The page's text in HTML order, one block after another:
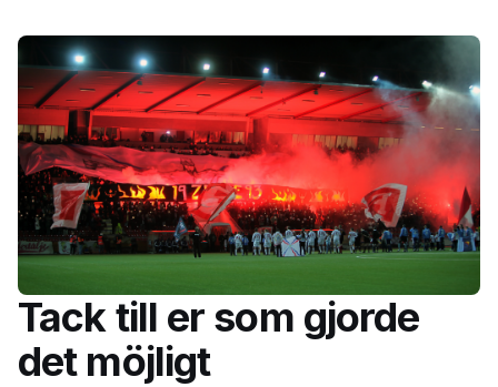
Tack till er som gjorde
det möjligt